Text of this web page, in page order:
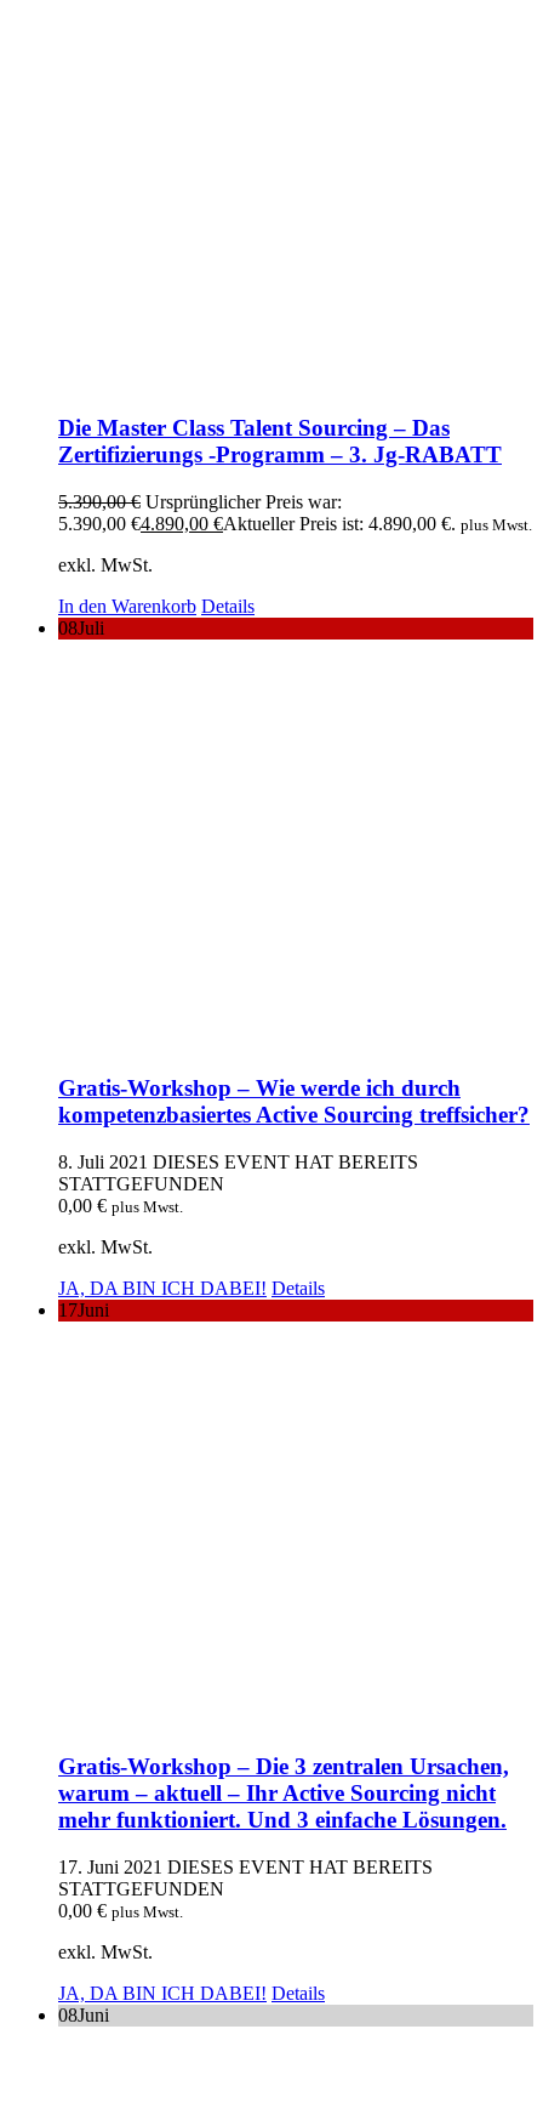
Die Master Class Talent Sourcing – Das
Zertifizierungs -Programm – 3. Jg-RABATT
5.390,00€ Ursprünglicher Preis war:
5.390,00 €4.890,00 €Aktueller Preis ist: 4.890,00 €. plus Mwst.
exkl. MwSt.
In den Warenkorb Details
08Juli
Gratis-Workshop – Wie werde ich durch
kompetenzbasiertes Active Sourcing treffsicher?
8. Juli 2021 DIESES EVENT HAT BEREITS
STATTGEFUNDEN
0,00 € plus Mwst.
exkl. MwSt.
JA, DA BIN ICH DABEI! Details
17Juni
Gratis-Workshop – Die 3 zentralen Ursachen,
warum – aktuell – Ihr Active Sourcing nicht
mehr funktioniert. Und 3 einfache Lösungen.
17. Juni 2021 DIESES EVENT HAT BEREITS
STATTGEFUNDEN
0,00 € plus Mwst.
exkl. MwSt.
JA, DA BIN ICH DABEI! Details
08Juni